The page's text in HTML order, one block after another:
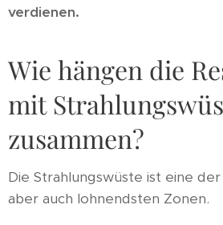
verdienen.
Wie hängen die
mit
zusammen?
Die Strahlungswüste ist eine
aber auch lohnendsten Zonen.